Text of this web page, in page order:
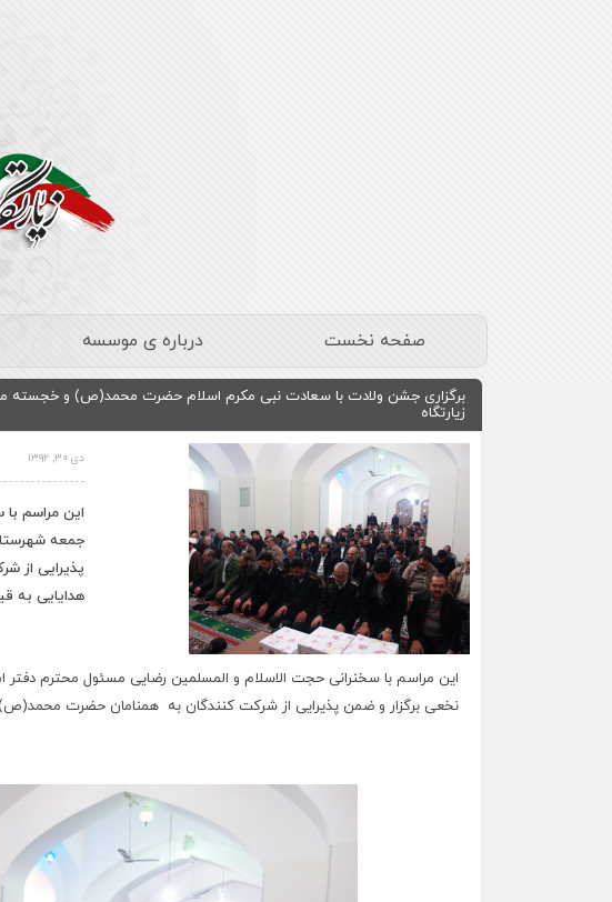
صفحه نخست درباره ی موسسه
برگزاری جشن ولادت با سعادت نبی مکرم اسلام حضرت محمد(ص) و خجسته
زیارتگاه
دی ۳۰, ۱۳۹۲
این مراسم
جمعه
پذیرایی از
هدایایی
این مراسم با سخنرانی حجت الاسلام و المسلمین رضایی مسئول محترم
نخعی برگزار و ضمن پذیرایی از شرکت کنندگان به همنامان حضرت